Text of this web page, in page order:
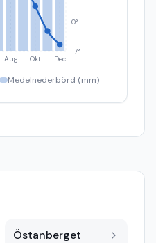
Aug Okt Dec
-7°
0°
Medelnederbörd (mm)
Östanberget